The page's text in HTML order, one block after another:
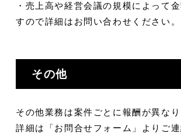
・売上高や経営会議の規模によって
すので詳細はお問い合わせください。
その他
その他業務は案件ごとに報酬が異なり
詳細は「お問合せフォーム」よりご連